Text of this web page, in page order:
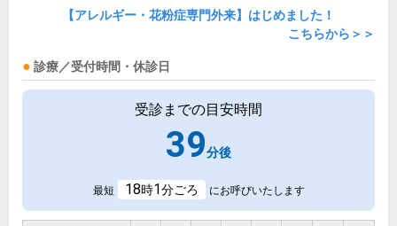
【アレルギー・花粉症専門外来】はじめました！
こちらから＞＞
診療／受付時間・休診日
受診までの目安時間
39分後
最短 18時1分ごろ にお呼びいたします